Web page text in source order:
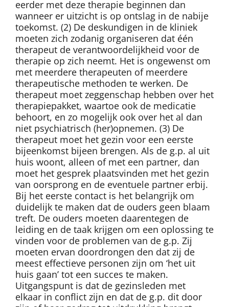
eerder met deze therapie beginnen dan
wanneer er uitzicht is op ontslag in de nabije
toekomst. (2) De deskundigen in de kliniek
moeten zich zodanig organiseren dat één
therapeut de verantwoordelijkheid voor de
therapie op zich neemt. Het is ongewenst om
met meerdere therapeuten of meerdere
therapeutische methoden te werken. De
therapeut moet zeggenschap hebben over het
therapiepakket, waartoe ook de medicatie
behoort, en zo mogelijk ook over het al dan
niet psychiatrisch (her)opnemen. (3) De
therapeut moet het gezin voor een eerste
bijeenkomst bijeen brengen. Als de g.p. al uit
huis woont, alleen of met een partner, dan
moet het gesprek plaatsvinden met het gezin
van oorsprong en de eventuele partner erbij.
Bij het eerste contact is het belangrijk om
duidelijk te maken dat de ouders geen blaam
treft. De ouders moeten daarentegen de
leiding en de taak krijgen om een oplossing te
vinden voor de problemen van de g.p. Zij
moeten ervan doordrongen den dat zij de
meest effectieve personen zijn om ‘het uit
huis gaan’ tot een succes te maken.
Uitgangspunt is dat de gezinsleden met
elkaar in conflict zijn en dat de g.p. dit door